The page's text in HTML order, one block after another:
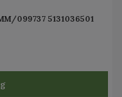
099737 5131036501